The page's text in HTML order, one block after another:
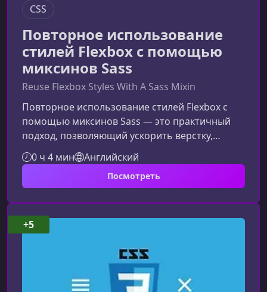
CSS
Повторное использование
стилей Flexbox с помощью
миксинов Sass
Reuse Flexbox Styles With A Sass Mixin
Повторное использование стилей Flexbox с
помощью миксинов Sass — это практичный
подход, позволяющий ускорить верстку,
стандартизировать макеты и избежать
повторяющегося кода. В этом материале вы
узнаете, как создать универсальный mixin для
выравниванием и распределением элементов
на странице.Зачем использовать Flexbox с
миксинами SassFlexbox сам по себе очень
мощен, но его свойства часто приходится
0 ч 4 мин Английский
Посмотреть
+5